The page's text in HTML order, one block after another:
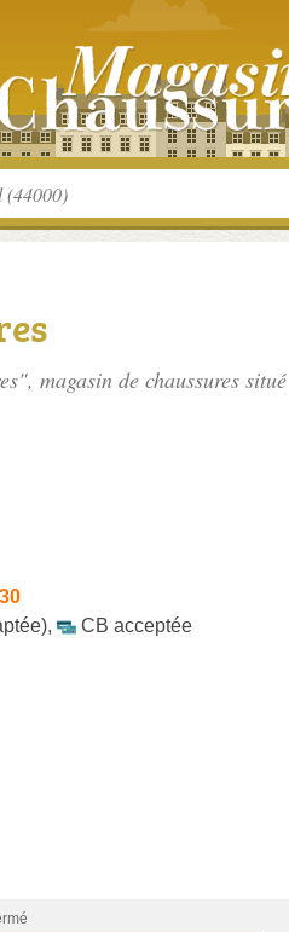
magasin de chaussures situé
,
CB acceptée